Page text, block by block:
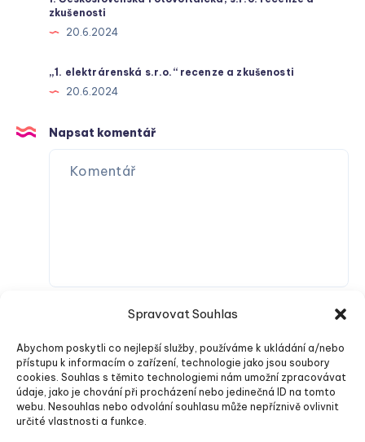
Spravovat Souhlas
Abychom poskytli co nejlepší služby, používáme k ukládání a/nebo
přístupu k informacím o zařízení, technologie jako jsou soubory
cookies. Souhlas s těmito technologiemi nám umožní zpracovávat
údaje, jako je chování při procházení nebo jedinečná ID na tomto
webu. Nesouhlas nebo odvolání souhlasu může nepříznivě ovlivnit
určité vlastnosti a funkce.
zkušenosti
20.6.2024
„1. elektrárenská s.r.o.“ recenze a zkušenosti
20.6.2024
Napsat komentář
Odeslat komentář